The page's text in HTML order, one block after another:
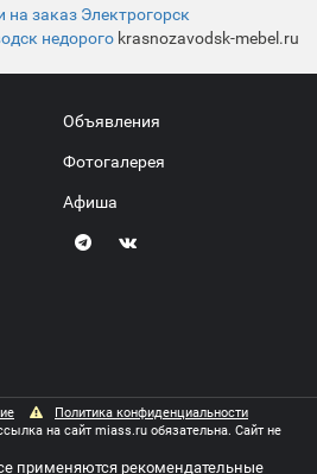
на заказ Электрогорск
недорого krasnozavodsk-mebel.ru
Объявления
Фотогалерея
Афиша
Политика конфиденциальности
на сайт miass.ru обязательна. Сайт не
применяются рекомендательные